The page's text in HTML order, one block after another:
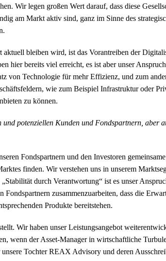
Wir legen großen Wert darauf, dass diese
am Markt aktiv sind, ganz im Sinne des
bleiben wird, ist das Vorantreiben der
hier bereits viel erreicht, es ist aber unser
von Technologie für mehr Effizienz, und zum
wie zum Beispiel Infrastruktur oder
zu können.
und potenziellen Kunden und Fondspartnern, aber
Fondspartnern und den Investoren
finden. Wir verstehen uns in unserem
durch Verantwortung“ ist es unser
zusammenzuarbeiten, dass die
Produkte bereitstehen.
Wir haben unser Leistungsangebot
wenn der Asset-Manager in wirtschaftliche
Tochter REAX Advisory und deren